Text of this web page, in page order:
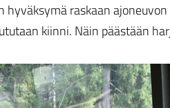
raskaan
kiinni. Näin päästään